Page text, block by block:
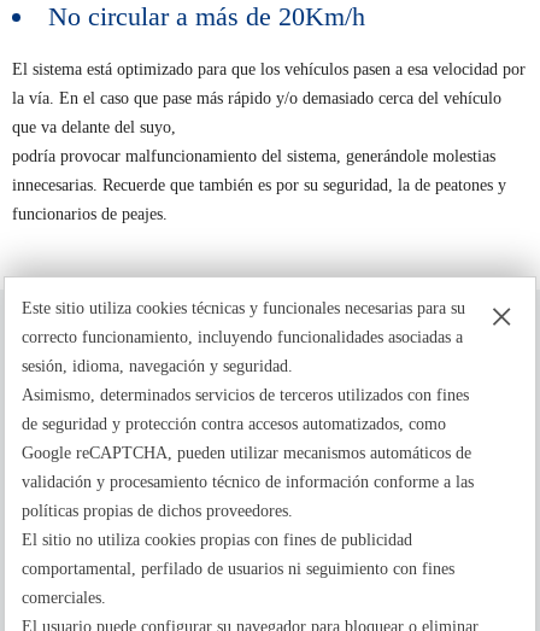
No circular a más de 20Km/h
El sistema está optimizado para que los vehículos pasen a esa velocidad por
la vía. En el caso que pase más rápido y/o demasiado cerca del vehículo
que va delante del suyo,
podría provocar malfuncionamiento del sistema, generándole molestias
innecesarias. Recuerde que también es por su seguridad, la de peatones y
funcionarios de peajes.
La tranquilidad de pasar por peajes sin contratiempos
×
Este sitio utiliza cookies técnicas y funcionales necesarias para su
correcto funcionamiento, incluyendo funcionalidades asociadas a
sesión, idioma, navegación y seguridad.
Asimismo, determinados servicios de terceros utilizados con fines
de seguridad y protección contra accesos automatizados, como
Google reCAPTCHA, pueden utilizar mecanismos automáticos de
validación y procesamiento técnico de información conforme a las
políticas propias de dichos proveedores.
El sitio no utiliza cookies propias con fines de publicidad
comportamental, perfilado de usuarios ni seguimiento con fines
comerciales.
El usuario puede configurar su navegador para bloquear o eliminar